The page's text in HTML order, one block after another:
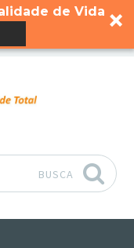
de Vida
BUSCA